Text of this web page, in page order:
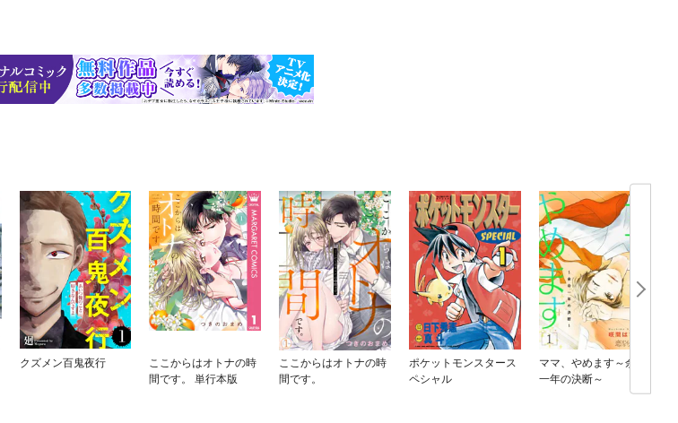
クズメン百鬼夜行
ここからはオトナの時
間です。 単行本版
ここからはオトナの時
間です。
ポケットモンスタース
ペシャル
ママ、やめます～余命
一年の決断～